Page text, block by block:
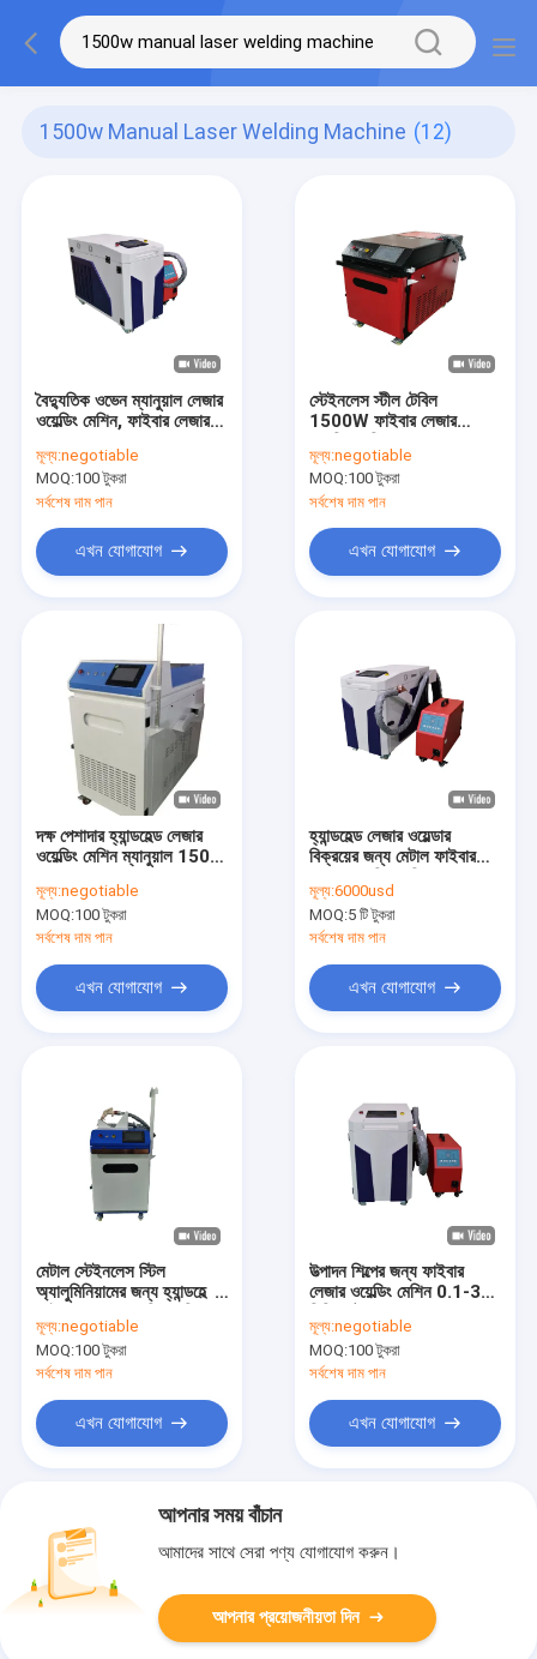
1500w Manual Laser Welding Machine (12)
বৈদ্যুতিক ওভেন ম্যানুয়াল লেজার
ওয়েল্ডিং মেশিন, ফাইবার লেজার
মূল্য:negotiable
MOQ:100 টুকরা
সর্বশেষ দাম পান
এখন যোগাযোগ
স্টেইনলেস স্টীল টেবিল
1500W ফাইবার লেজার
তরঙ্গদৈর্ঘ্য
মূল্য:negotiable
MOQ:100 টুকরা
সর্বশেষ দাম পান
এখন যোগাযোগ
দক্ষ পেশাদার হ্যান্ডহেল্ড লেজার
ওয়েল্ডিং মেশিন ম্যানুয়াল 1500
মূল্য:negotiable
MOQ:100 টুকরা
সর্বশেষ দাম পান
এখন যোগাযোগ
হ্যান্ডহেল্ড লেজার ওয়েল্ডার
বিক্রয়ের জন্য মেটাল ফাইবার
লেজার ওয়েল্ডিং পোর্টেবল লেজার
ওয়েল্ডার
মূল্য:6000usd
MOQ:5 টি টুকরা
সর্বশেষ দাম পান
এখন যোগাযোগ
মেটাল স্টেইনলেস স্টিল
অ্যালুমিনিয়ামের জন্য হ্যান্ডহেল্ড
মূল্য:negotiable
MOQ:100 টুকরা
সর্বশেষ দাম পান
এখন যোগাযোগ
উত্পাদন শিল্পের জন্য ফাইবার
লেজার ওয়েল্ডিং মেশিন 0.1-3
মূল্য:negotiable
MOQ:100 টুকরা
সর্বশেষ দাম পান
এখন যোগাযোগ
আপনার সময় বাঁচান
আমাদের সাথে সেরা পণ্য যোগাযোগ করুন।
আপনার প্রয়োজনীয়তা দিন